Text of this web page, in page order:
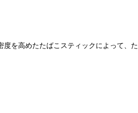
度を高めたたばこスティックによって、た